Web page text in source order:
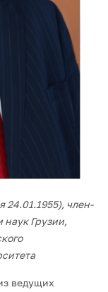
24.01.1955), член-
Грузии,
ведущих